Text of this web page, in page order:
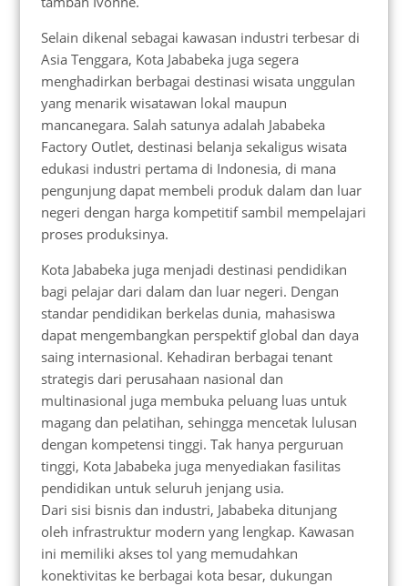
Selain dikenal sebagai kawasan industri terbesar di
Asia Tenggara, Kota Jababeka juga segera
menghadirkan berbagai destinasi wisata unggulan
yang menarik wisatawan lokal maupun
mancanegara. Salah satunya adalah Jababeka
Factory Outlet, destinasi belanja sekaligus wisata
edukasi industri pertama di Indonesia, di mana
pengunjung dapat membeli produk dalam dan luar
negeri dengan harga kompetitif sambil mempelajari
proses produksinya.
Kota Jababeka juga menjadi destinasi pendidikan
bagi pelajar dari dalam dan luar negeri. Dengan
standar pendidikan berkelas dunia, mahasiswa
dapat mengembangkan perspektif global dan daya
saing internasional. Kehadiran berbagai tenant
strategis dari perusahaan nasional dan
multinasional juga membuka peluang luas untuk
magang dan pelatihan, sehingga mencetak lulusan
dengan kompetensi tinggi. Tak hanya perguruan
tinggi, Kota Jababeka juga menyediakan fasilitas
pendidikan untuk seluruh jenjang usia.
Dari sisi bisnis dan industri, Jababeka ditunjang
oleh infrastruktur modern yang lengkap. Kawasan
ini memiliki akses tol yang memudahkan
konektivitas ke berbagai kota besar, dukungan